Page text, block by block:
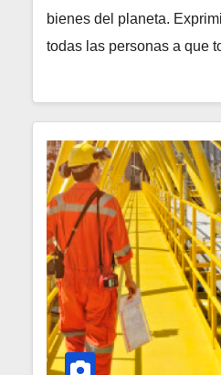
bienes del planeta.
todas las personas a que